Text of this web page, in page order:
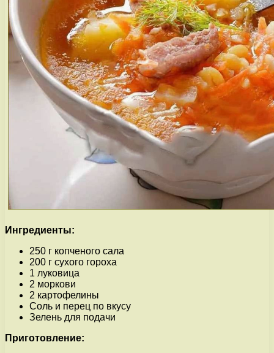
Ингредиенты:
250 г копченого сала
200 г сухого гороха
1 луковица
2 моркови
2 картофелины
Соль и перец по вкусу
Зелень для подачи
Приготовление: